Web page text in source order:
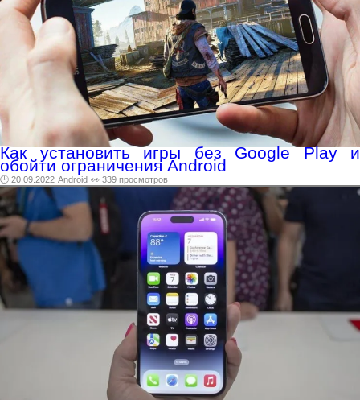
Как установить игры без Google Play и
обойти ограничения Android
🕑 20.09.2022 Android 👀 339 просмотров